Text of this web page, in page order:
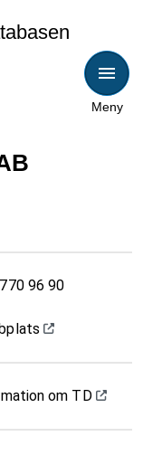
Meny
96 90
96 90
om TD